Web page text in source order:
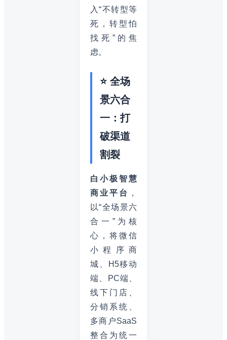
入“不转型等
死，转型怕
找死”的焦
虑。
⭐ 全场
景六合
一：打
破渠道
割裂
白小极智慧
商业平台
，
以“全场景六
合一”为核
心，将微信
小程序商
城、H5移动
端、PC端、
线下门店、
分销系统、
多商户SaaS
整合为统一